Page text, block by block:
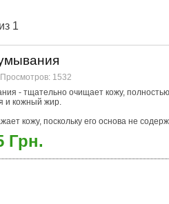
1
1532
- тщательно очищает кожу,
и кожный жир.
кожу, поскольку его основа не
Грн.